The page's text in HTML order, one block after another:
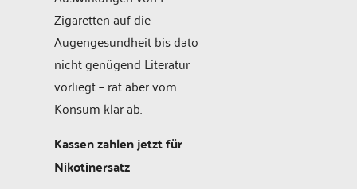
Zigaretten auf die
Augengesundheit bis dato
nicht genügend Literatur
vorliegt – rät aber vom
Konsum klar ab.
Kassen zahlen jetzt für
Nikotinersatz